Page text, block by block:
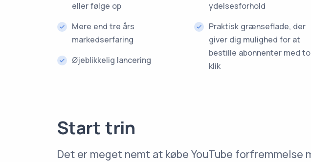
eller følge op
Mere end tre års
markedserfaring
Øjeblikkelig lancering
ydelsesforhold
Praktisk grænseflade, der
giver dig mulighed for at
bestille abonnenter med to
klik
Start trin
Det er meget nemt at købe YouTube forfremmelse